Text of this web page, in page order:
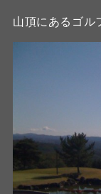
山頂にあるゴル